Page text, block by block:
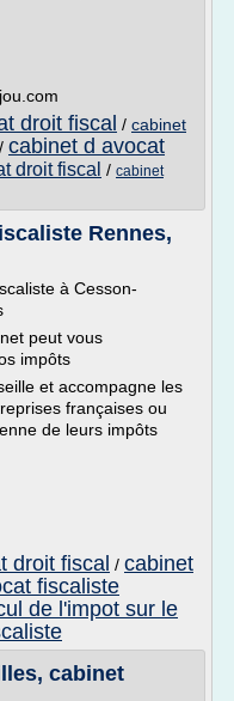
droit fiscal / cabinet
/ cabinet d avocat
droit fiscal / cabinet
Rennes,
à Cesson-
peut vous
impôts
et accompagne les
françaises ou
de leurs impôts
droit fiscal / cabinet
fiscaliste
de l'impot sur le
cabinet